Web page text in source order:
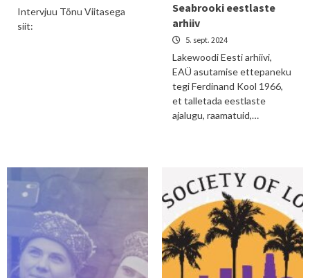
Intervjuu Tõnu Viitasega
siit:
Seabrooki eestlaste
arhiiv
5. sept. 2024
Lakewoodi Eesti arhiivi,
EAÜ asutamise ettepaneku
tegi Ferdinand Kool 1966,
et talletada eestlaste
ajalugu, raamatuid,…